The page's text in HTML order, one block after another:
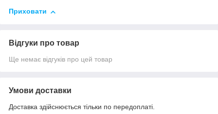
Приховати
Відгуки про товар
Ще немає відгуків про цей товар
Умови доставки
Доставка здійснюється тільки по передоплаті.